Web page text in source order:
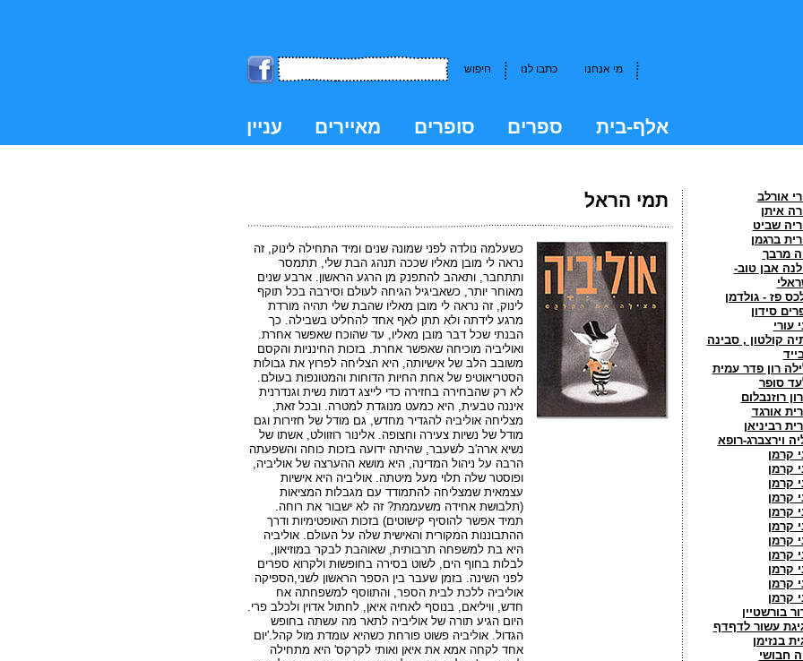
חיפוש כתבו לנו מי אנחנו
אלף-בית ספרים סופרים מאיירים עניין
kkkk
אורלב
איתן
שביט
ברגמן
מרבך
אבן טוב-
פז - גולדמן
סידון
עורי
קולטון , סבינה
רון פדר עמית
סופר
רוזנבלום
אורגד
רביניאן
וירצברג-רופא
קרמן
קרמן
קרמן
קרמן
קרמן
קרמן
קרמן
קרמן
קרמן
קרמן
קרמן
בורשטיין
עשור לדףדף
בנזימן
חבושי
תמי הראל
כשעלמה נולדה לפני שמונה שנים ומיד התחילה לינוק, זה
נראה לי מובן מאליו שככה תנהג הבת שלי, תתמסר
ותתחבר, ותאהב להתפנק מן הרגע הראשון. ארבע שנים
מאוחר יותר, כשאביגיל הגיחה לעולם וסירבה בכל תוקף
לינוק, זה נראה לי מובן מאליו שהבת שלי תהיה מורדת
מרגע לידתה ולא תתן לאף אחד להחליט בשבילה. כך
הבנתי שכל דבר מובן מאליו, עד שהוכח שאפשר אחרת.
ואוליביה מוכיחה שאפשר אחרת. בזכות החינניות והקסם
משובב הלב של אישיותה, היא הצליחה לפרוץ את גבולות
הסטריאוטיפ של אחת החיות הדוחות והמטונפות בעולם.
לא רק שהבחירה בחזירה כדי לייצג דמות נשית וגנדרנית
איננה טבעית, היא כמעט מנוגדת למטרה. ובכל זאת,
מצליחה אוליביה להגדיר מחדש, גם מודל של חזירות וגם
מודל של נשיות צעירה וחצופה. אלינור רוזוולט, אשתו של
נשיא ארה'ב לשעבר, שהיתה ידועה בזכות כוחה והשפעתה
הרבה על ניהול המדינה, היא מושא ההערצה של אוליביה,
ופוסטר שלה תלוי מעל מיטתה. אוליביה היא אישיות
עצמאית שמצליחה להתמודד עם מגבלות המציאות
(תלבושת אחידה משעממת? זה לא ישבור את רוחה.
תמיד אפשר להוסיף קישוטים) בזכות האופטימיות ודרך
ההתבוננות המקורית והאישית שלה על העולם. אוליביה
היא בת למשפחה תרבותית, שאוהבת לבקר במוזיאון,
לבלות בחוף הים, לשוט בסירה בחופשות ולקרוא ספרים
לפני השינה. בזמן שעבר בין הספר הראשון לשני,הספיקה
אוליביה ללכת לבית הספר, והתווסף למשפחתה אח
חדש, וויליאם, בנוסף לאחיה איאן, לחתול אדוין ולכלב פרי.
היום הגיע תורה של אוליביה לתאר מה עשתה בחופש
הגדול. אוליביה פשוט פורחת כשהיא עומדת מול קהל.'יום
אחד לקחה אמא את איאן ואותי לקרקס' היא מתחילה